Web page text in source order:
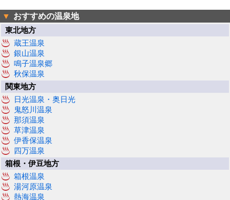
▼ おすすめの温泉地
東北地方
蔵王温泉
銀山温泉
鳴子温泉郷
秋保温泉
関東地方
日光温泉・奥日光
鬼怒川温泉
那須温泉
草津温泉
伊香保温泉
四万温泉
箱根・伊豆地方
箱根温泉
湯河原温泉
熱海温泉